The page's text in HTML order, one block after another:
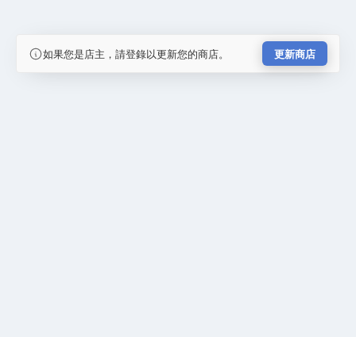
如果您是店主，請登錄以更新您的商店。 更新商店